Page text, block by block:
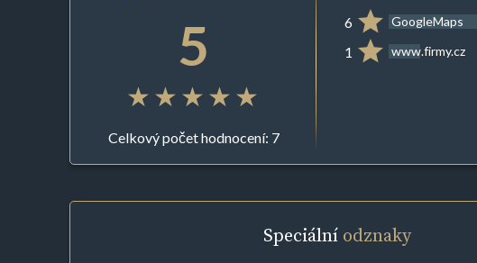
5
Celkový počet hodnocení: 7
6 GoogleMaps
1 www.firmy.cz
Speciální odznaky